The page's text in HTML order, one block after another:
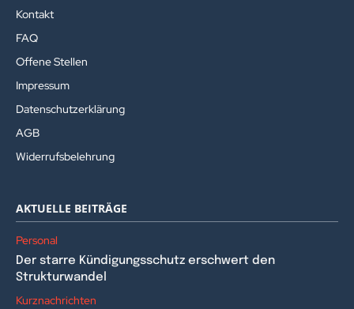
Kontakt
FAQ
Offene Stellen
Impressum
Datenschutzerklärung
AGB
Widerrufsbelehrung
AKTUELLE BEITRÄGE
Personal
Der starre Kündigungsschutz erschwert den
Strukturwandel
Kurznachrichten